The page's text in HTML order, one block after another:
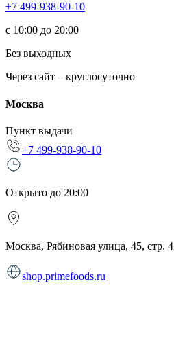
+7 499-938-90-10
с 10:00 до 20:00
Без выходных
Через сайт – круглосуточно
Москва
Пункт выдачи
+7 499-938-90-10
Открыто до 20:00
Москва, Рябиновая улица, 45, стр. 4
shop.primefoods.ru